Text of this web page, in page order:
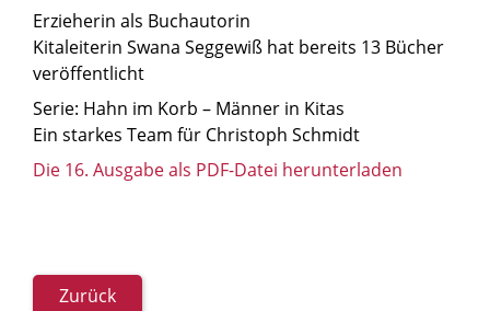
Erzieherin als Buchautorin
Kitaleiterin Swana Seggewiß hat bereits 13 Bücher
veröffentlicht
Serie: Hahn im Korb – Männer in Kitas
Ein starkes Team für Christoph Schmidt
Die 16. Ausgabe als PDF-Datei herunterladen
Zurück